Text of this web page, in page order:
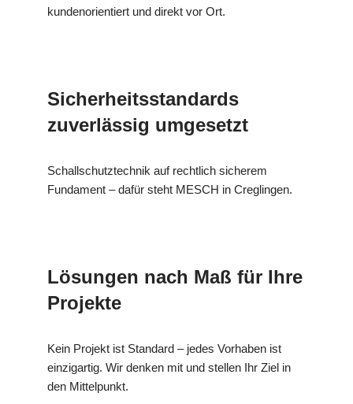
kundenorientiert und direkt vor Ort.
Sicherheitsstandards
zuverlässig umgesetzt
Schallschutztechnik auf rechtlich sicherem
Fundament – dafür steht MESCH in Creglingen.
Lösungen nach Maß für Ihre
Projekte
Kein Projekt ist Standard – jedes Vorhaben ist
einzigartig. Wir denken mit und stellen Ihr Ziel in
den Mittelpunkt.